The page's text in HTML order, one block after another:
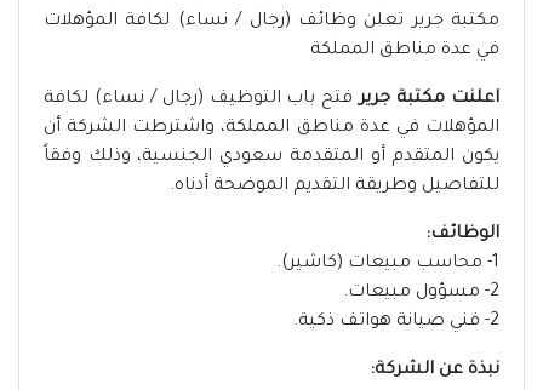
مكتبة جرير تعلن وظائف (رجال / نساء) لكافة المؤهلات
في عدة مناطق المملكة
اعلنت مكتبة جريرفتح باب التوظيف (رجال / نساء) لكافة
المؤهلات في عدة مناطق المملكة، واشترطت الشركة أن
يكون المتقدم أو المتقدمة سعودي الجنسية، وذلك وفقاً
للتفاصيل وطريقة التقديم الموضحة أدناه.
الوظائف:
1- محاسب مبيعات (كاشير).
2- مسؤول مبيعات.
2- فني صيانة هواتف ذكية.
نبذة عن الشركة: